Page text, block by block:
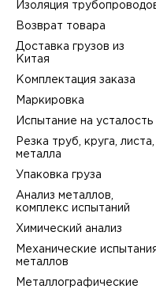
Изоляция
Возврат товара
Доставка грузов из
Китая
Комплектация заказа
Маркировка
Испытание на усталость
Резка труб, круга, листа,
металла
Упаковка груза
Анализ металлов,
комплекс испытаний
Химический анализ
Механические
металлов
Металлографические